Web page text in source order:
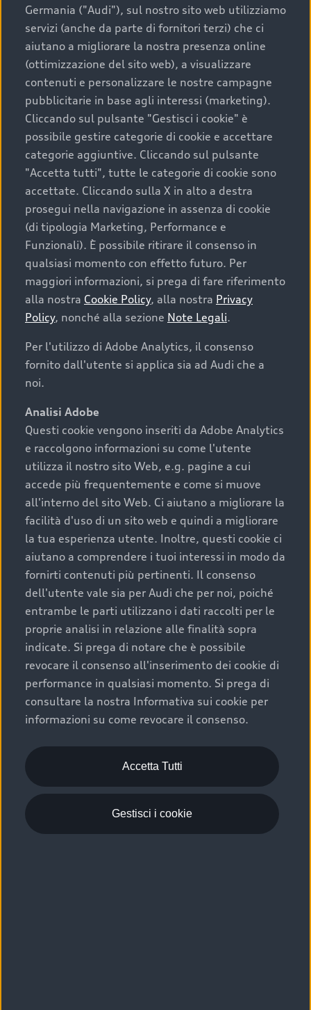
La qualità di acquistare
un’auto usata Audi
Scegliere un’auto usata è una decisione che coniuga
convenienza, affidabilità e sostenibilità. Per fare un
acquisto sicuro, è essenziale considerare aspetti
determinanti come la garanzia inclusa e l’affidabilità del
marchio. Audi offre l’auto usata perfetta tramite Audi
Prima Scelta :plus
Cosa sapere prima di
acquistare la tua prossima
auto
I requisiti fondamentali da considerare prima di
acquistare un’auto usata, oltre al prezzo e all'aspetto,
chilometraggio: un valore contenuto corrisponde a
uno stato migliore del veicolo e a una maggiore
durata nel tempo;
cronologia dei tagliandi: una documentazione
completa della vettura certifica una manutenzione
costante e accurata;
condizioni della carrozzeria e degli interni: una
buona conservazione evidenzia cura e attenzione del
precedente proprietario;
efficienza meccanica: motore, trasmissione e
componenti principali in ottimo stato garantiscono
prestazioni affidabili e sicure.
Acquistare un’auto usata in una Concessionaria ufficiale
Audi che offre l’usato garantito tramite Audi Prima
Scelta :plus, significa affidarsi ad un prodotto che viene
sottoposto a 110 controlli approfonditi e coperto da
garanzia fino a 4 anni per una maggiore tutela del tuo
acquisto.
Germania ("Audi"), sul nostro sito web utilizziamo
servizi (anche da parte di fornitori terzi) che ci
aiutano a migliorare la nostra presenza online
(ottimizzazione del sito web), a visualizzare
contenuti e personalizzare le nostre campagne
pubblicitarie in base agli interessi (marketing).
Cliccando sul pulsante "Gestisci i cookie" è
possibile gestire categorie di cookie e accettare
categorie aggiuntive. Cliccando sul pulsante
"Accetta tutti", tutte le categorie di cookie sono
accettate. Cliccando sulla X in alto a destra
prosegui nella navigazione in assenza di cookie
(di tipologia Marketing, Performance e
Funzionali). È possibile ritirare il consenso in
qualsiasi momento con effetto futuro. Per
maggiori informazioni, si prega di fare riferimento
alla nostra Cookie Policy, alla nostra Privacy
Policy, nonché alla sezione Note Legali.
Per l'utilizzo di Adobe Analytics, il consenso
fornito dall'utente si applica sia ad Audi che a
noi.
Analisi Adobe
Questi cookie vengono inseriti da Adobe Analytics
e raccolgono informazioni su come l'utente
utilizza il nostro sito Web, e.g. pagine a cui
accede più frequentemente e come si muove
all'interno del sito Web. Ci aiutano a migliorare la
facilità d'uso di un sito web e quindi a migliorare
la tua esperienza utente. Inoltre, questi cookie ci
aiutano a comprendere i tuoi interessi in modo da
fornirti contenuti più pertinenti. Il consenso
dell'utente vale sia per Audi che per noi, poiché
entrambe le parti utilizzano i dati raccolti per le
proprie analisi in relazione alle finalità sopra
indicate. Si prega di notare che è possibile
revocare il consenso all'inserimento dei cookie di
performance in qualsiasi momento. Si prega di
consultare la nostra Informativa sui cookie per
informazioni su come revocare il consenso.
Accetta Tutti
Gestisci i cookie